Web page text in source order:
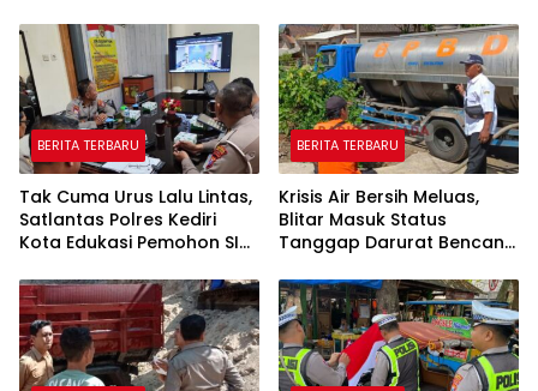
“Beliau Pejuang Keadilan
yang Vokal”
BERITA TERBARU
Tak Cuma Urus Lalu Lintas,
Satlantas Polres Kediri
Kota Edukasi Pemohon SIM
Pelatihan AI
BERITA TERBARU
Krisis Air Bersih Meluas,
Blitar Masuk Status
Tanggap Darurat Bencana